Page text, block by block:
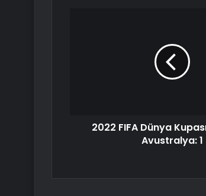
2022 FIFA Dünya
Avustralya: 1